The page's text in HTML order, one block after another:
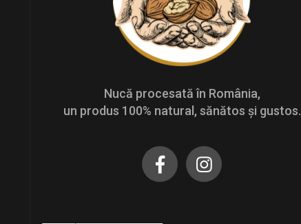
Nucă procesată în România,
un produs 100% natural, sănătos și gustos.